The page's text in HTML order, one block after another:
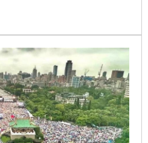
此，民進黨立委林俊憲今
簽名，如今搞群眾運動，又
動員，亂找一通，「這樣是
次展現國民黨一貫的虛偽與